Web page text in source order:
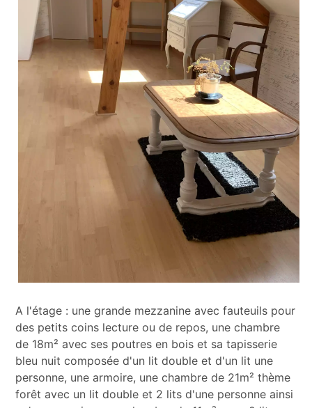
A l'étage : une grande mezzanine avec fauteuils pour
des petits coins lecture ou de repos, une chambre
de 18m² avec ses poutres en bois et sa tapisserie
bleu nuit composée d'un lit double et d'un lit une
personne, une armoire, une chambre de 21m² thème
forêt avec un lit double et 2 lits d'une personne ainsi